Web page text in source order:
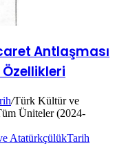
Antlaşması
/Türk Kültür ve
Üniteler (2024-
AtatürkçülükTarih